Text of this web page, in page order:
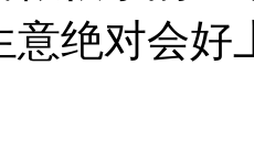
意绝对会好